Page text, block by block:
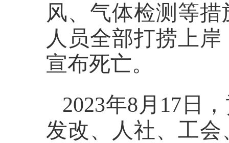
风、气体检测等
人员全部打捞上
宣布死亡。
2023年8月 17 日
发改、人社、工